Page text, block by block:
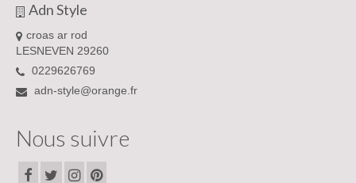
Adn Style
croas ar rod
LESNEVEN 29260
0229626769
adn-style@orange.fr
Nous suivre